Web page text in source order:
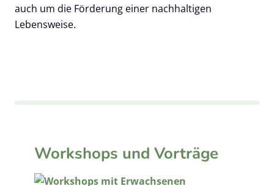
auch um die Förderung einer nachhaltigen
Lebensweise.
Workshops und Vorträge